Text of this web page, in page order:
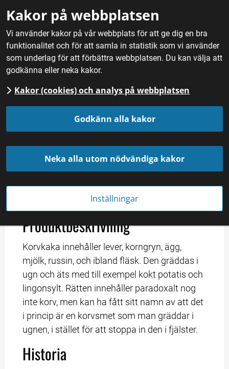
Kakor på webbplatsen
Vi använder kakor på vår webbplats för att ge dig en bra
funktionalitet och för att samla in statistik som vi använder
som underlag för att förbättra webbplatsen. Du kan välja att
godkänna eller neka kakor.
Kakor (cookies) och analys på webbplatsen
Godkänn alla kakor
Neka alla utom nödvändiga kakor
Inställningar
Hem / Mat / Maträtter och tillbehör / Korvkaka
Korvkaka
Kategori
Kött och charkuterier
Landskap
Småland
Västergötland
Produktbeskrivning
Korvkaka innehåller lever, korngryn, ägg,
mjölk, russin, och ibland fläsk. Den gräddas i
ugn och äts med till exempel kokt potatis och
lingonsylt. Rätten innehåller paradoxalt nog
inte korv, men kan ha fått sitt namn av att det
i princip är en korvsmet som man gräddar i
ugnen, i stället för att stoppa in den i fjälster.
Historia